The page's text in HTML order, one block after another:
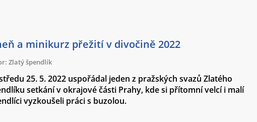
a minikurz přežití v divočině 2022
Zlatý špendlík
25. 5. 2022 uspořádal jeden z pražských svazů Zlatého
setkání v okrajové části Prahy, kde si přítomní velcí i malí
vyzkoušeli práci s buzolou.